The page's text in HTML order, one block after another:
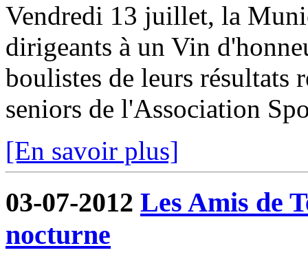
Vendredi 13 juillet, la
dirigeants à un Vin
boulistes de leurs résultats
seniors de l'Association
[En savoir plus]
03-07-2012 Les Amis de
nocturne